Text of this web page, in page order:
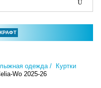
одежда
Куртки
Wo 2025-26